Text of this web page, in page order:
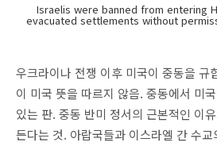
Israelis were banned from entering
evacuated settlements without
우크라이나 전쟁 이후 미국이 중동을 규
이 미국 뜻을 따르지 않음. 중동에서 미
있는 판. 중동 반미 정서의 근본적인 이
든다는 것. 아랍국들과 이스라엘 간 수